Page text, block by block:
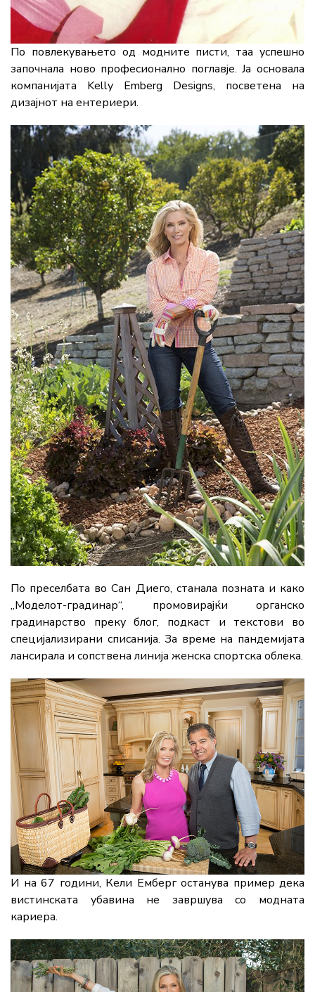
По повлекувањето од модните писти, таа успешно
започнала ново професионално поглавје. Ја основала
компанијата Kelly Emberg Designs, посветена на
дизајнот на ентериери.
По преселбата во Сан Диего, станала позната и како
„Моделот-градинар“, промовирајќи органско
градинарство преку блог, подкаст и текстови во
специјализирани списанија. За време на пандемијата
лансирала и сопствена линија женска спортска облека.
И на 67 години, Кели Емберг останува пример дека
вистинската убавина не завршува со модната
кариера.